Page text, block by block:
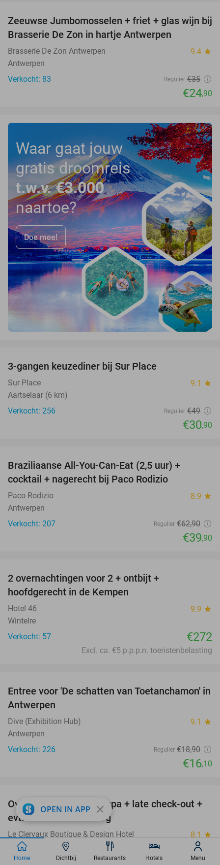
29%
Zeeuwse Jumbomosselen + friet + glas wijn bij
Brasserie De Zon in hartje Antwerpen
Brasserie De Zon Antwerpen 9.4 star
Antwerpen
Verkocht: 83
Regulier €35
€24,90
Waar gaat jouw
gratis droomreis
t.w.v. €3.000
naartoe?
Doe mee!
3-gangen keuzediner bij Sur Place
Sur Place 9.1 star
Aartselaar (6 km)
Verkocht: 256
Regulier €49
€30,90
Braziliaanse All-You-Can-Eat (2,5 uur) +
cocktail + nagerecht bij Paco Rodizio
Paco Rodizio 8.9 star
Antwerpen
Verkocht: 207
Regulier €62,90
€39,90
2 overnachtingen voor 2 + ontbijt +
hoofdgerecht in de Kempen
Hotel 46 9.9 star
Wintelre
Verkocht: 57
€272
Excl. ca. €5 p.p.p.n. toeristenbelasting
15%
Entree voor 'De schatten van Toetanchamon' in
Antwerpen
Dive (Exhibition Hub) 9.1 star
Antwerpen
Verkocht: 226
Regulier €18,90
€16,10
38%
Overnachting voor 2 + spa + late check-out +
evt. diner in Luxemburg
Le Clervaux Boutique & Design Hotel 8.1 star
Clervaux
Verkocht: 213
€271
OPEN IN APP close
Home Dichtbij Restaurants Hotels Menu